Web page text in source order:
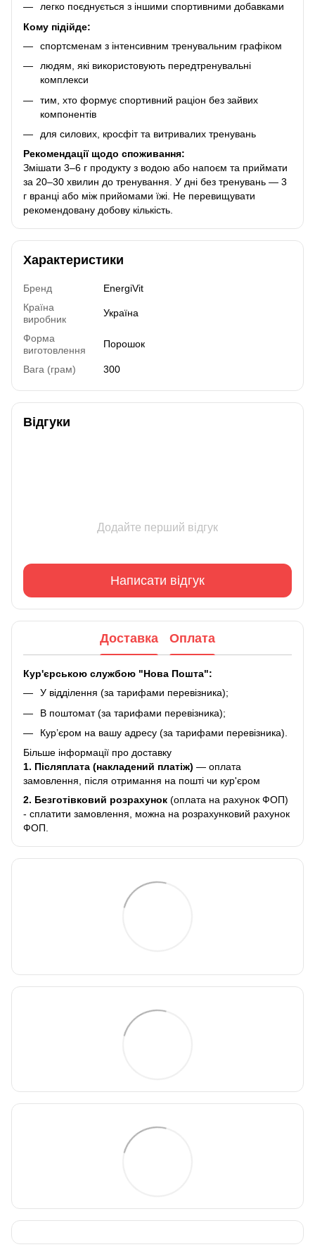
легко поєднується з іншими спортивними добавками
Кому підійде:
спортсменам з інтенсивним тренувальним графіком
людям, які використовують передтренувальні
комплекси
тим, хто формує спортивний раціон без зайвих
компонентів
для силових, кросфіт та витривалих тренувань
Рекомендації щодо споживання:
Змішати 3–6 г продукту з водою або напоєм та приймати
за 20–30 хвилин до тренування. У дні без тренувань — 3
г вранці або між прийомами їжі. Не перевищувати
рекомендовану добову кількість.
Характеристики
Бренд
EnergiVit
Країна
виробник
Україна
Форма
виготовлення
Порошок
Вага (грам) 300
Відгуки
Додайте перший відгук
Написати відгук
Доставка Оплата
Кур'єрською службою "Нова Пошта":
У відділення (за тарифами перевізника);
В поштомат (за тарифами перевізника);
Кур’єром на вашу адресу (за тарифами перевізника).
Більше інформації про доставку
1. Післяплата (накладений платіж) — оплата
замовлення, після отримання на пошті чи кур'єром
2. Безготівковий розрахунок (оплата на рахунок ФОП)
- сплатити замовлення, можна на розрахунковий рахунок
ФОП.